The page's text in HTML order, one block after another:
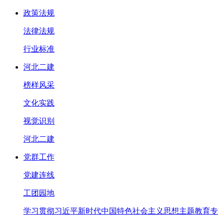
政策法规
法律法规
行业标准
河北二建
榜样风采
文化实践
视觉识别
河北二建
党群工作
党建连线
工团园地
学习贯彻习近平新时代中国特色社会主义思想主题教育